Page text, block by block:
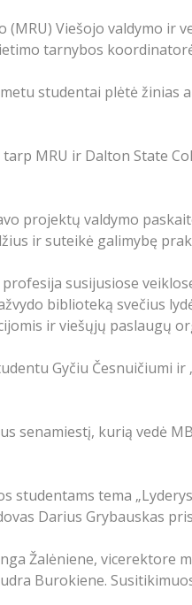
Viešojo valdymo ir
tarnybos
studentai plėtė
MRU ir Dalton State
projektų valdymo
ir suteikė galimybę
susijusiose
biblioteką svečius
ir viešųjų paslaugų
Gyčiu Česnuičiumi
senamiestį, kurią vedė
studentams tema
Darius Grybauskas
Žalėniene, vicerektore
Burokiene.